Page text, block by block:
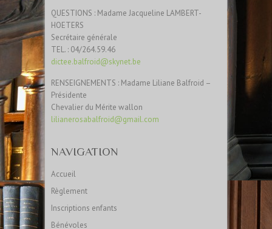
QUESTIONS : Madame Jacqueline LAMBERT-
HOETERS
Secrétaire générale
TEL. : 04/264.59.46
dictee.balfroid@skynet.be
RENSEIGNEMENTS : Madame Liliane Balfroid –
Présidente
Chevalier du Mérite wallon
lilianerosabalfroid@gmail.com
NAVIGATION
Accueil
Règlement
Inscriptions enfants
Bénévoles